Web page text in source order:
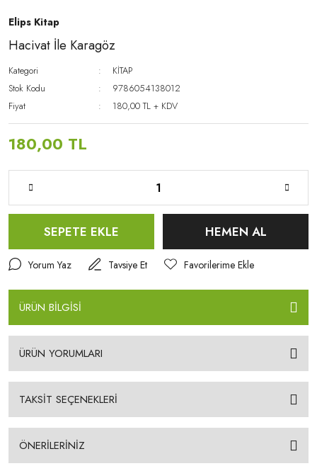
Elips Kitap
Hacivat İle Karagöz
Kategori
KİTAP
Stok Kodu
9786054138012
Fiyat
180,00 TL + KDV
180,00 TL
SEPETE EKLE HEMEN AL
Yorum Yaz Tavsiye Et
ÜRÜN BİLGİSİ
ÜRÜN YORUMLARI
TAKSİT SEÇENEKLERİ
ÖNERİLERİNİZ